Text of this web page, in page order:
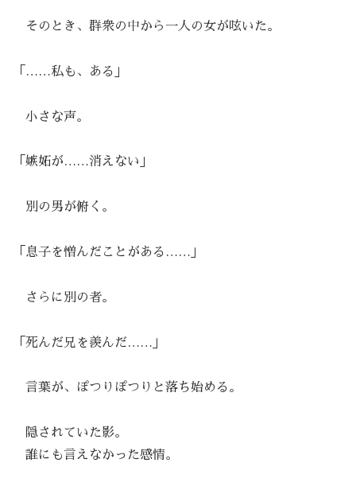
そのとき、群衆の中から一人の女が呟いた。
「……私も、ある」
小さな声。
「嫉妬が……消えない」
別の男が俯く。
「息子を憎んだことがある……」
さらに別の者。
「死んだ兄を羨んだ……」
言葉が、ぽつりぽつりと落ち始める。
隠されていた影。
誰にも言えなかった感情。